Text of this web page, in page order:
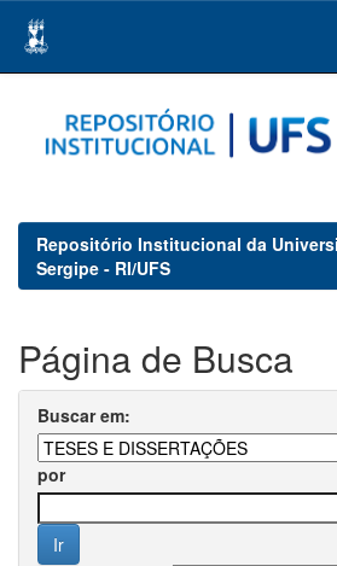
navigation
Repositório Institucional da
Sergipe - RI/UFS
Página de Busca
Buscar em:
por